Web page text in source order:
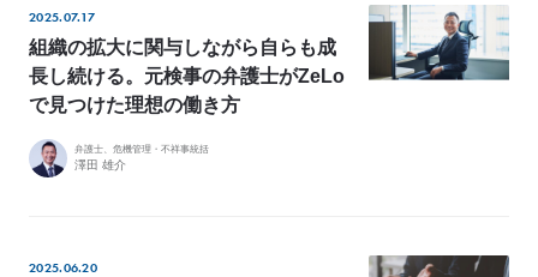
2025.07.17
組織の拡大に関与しながら自らも成
長し続ける。元検事の弁護士がZeLo
で見つけた理想の働き方
弁護士、危機管理・不祥事統括
澤田 雄介
2025.06.20